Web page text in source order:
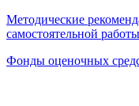
Методические
самостоятельной работы
Фонды оценочных